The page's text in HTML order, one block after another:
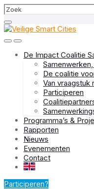
Skip
to
content
Skip
to
main
navigation
Skip
to
footer
Search
De Impact Coalitie
De coalitie
Van vraagstuk
Participeren
Programma’s &
Rapporten
Nieuws
Evenementen
Contact
EN
Participeren?